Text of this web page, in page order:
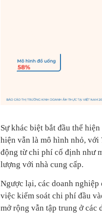
Sự khác biệt bắt đầu thể
hiện vẫn là mô hình nhỏ, với
động từ chi phí cố định như
lượng với nhà cung cấp.
Ngược lại, các doanh
việc kiểm soát chi phí đầu
mở rộng vẫn tập trung ở các